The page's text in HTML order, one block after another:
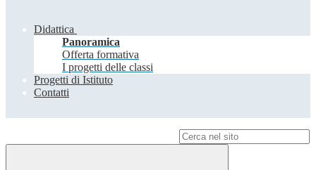
Didattica
Panoramica
Offerta formativa
I progetti delle classi
Progetti di Istituto
Contatti